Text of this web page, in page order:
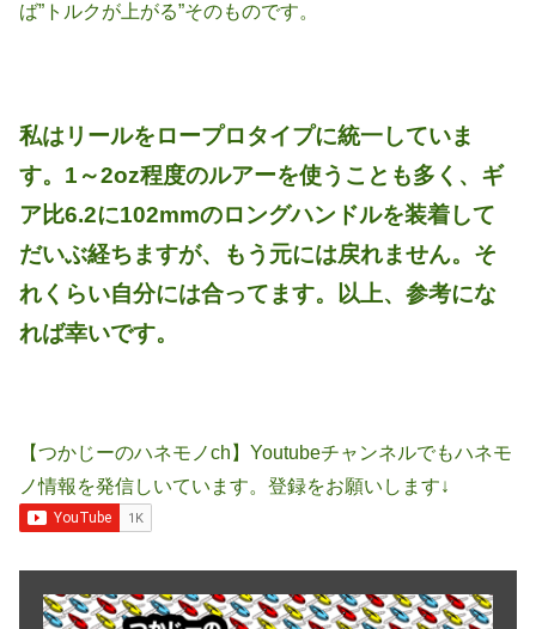
ば”トルクが上がる”そのものです。
私は リールをロープロタイプに統一していま
す。1～2oz程度のルアーを使うことも多く、ギ
ア比6.2に102mmのロングハンドルを装着して
だいぶ経ちますが、もう元には戻れません。そ
れくらい自分には合ってます。以上、 参考にな
れば幸いです。
【つかじーのハネモノch】Youtubeチャンネルでもハネモ
ノ情報を発信しいています。登録をお願いします↓